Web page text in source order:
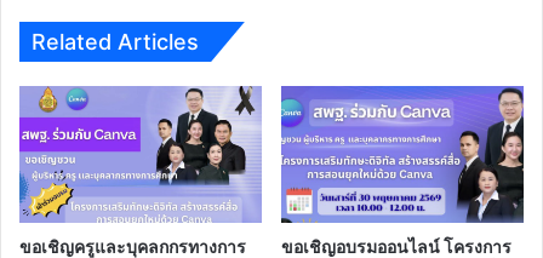
80%
รับ
เกียรติ
บัตร
ฟรี
Related Articles
ขอเชิญครูและบุคลกกรทางการ
ขอเชิญอบรมออนไลน์ โครงการ